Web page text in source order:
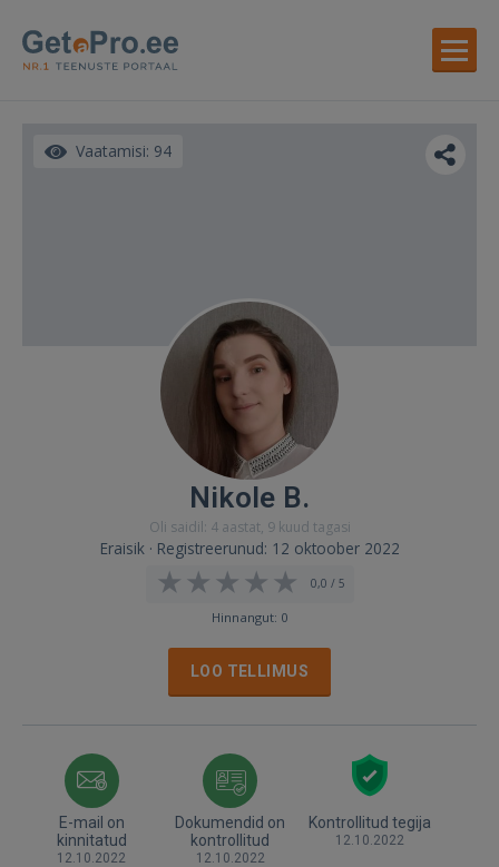
Vaatamisi: 94
Nikole B.
Oli saidil: 4 aastat, 9 kuud tagasi
Eraisik · Registreerunud: 12 oktoober 2022
0,0 / 5
Hinnangut: 0
LOO TELLIMUS
E-mail on
kinnitatud
12.10.2022
Dokumendid on
kontrollitud
12.10.2022
Kontrollitud tegija
12.10.2022